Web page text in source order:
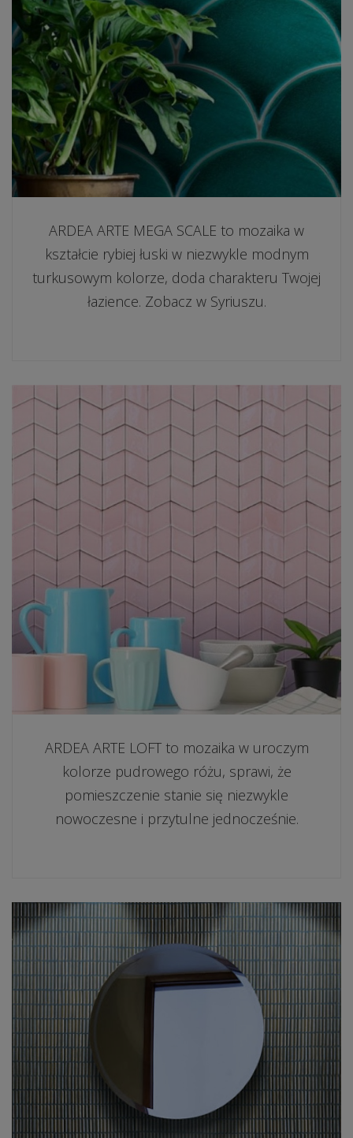
ARDEA ARTE MEGA SCALE to mozaika w
kształcie rybiej łuski w niezwykle modnym
turkusowym kolorze, doda charakteru Twojej
łazience. Zobacz w Syriuszu.
ARDEA ARTE LOFT to mozaika w uroczym
kolorze pudrowego różu, sprawi, że
pomieszczenie stanie się niezwykle
nowoczesne i przytulne jednocześnie.